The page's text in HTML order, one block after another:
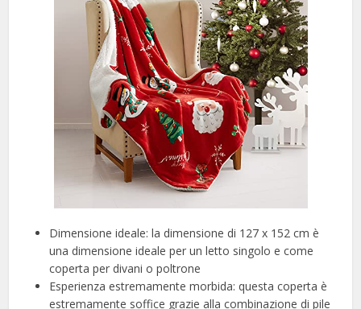
Dimensione ideale: la dimensione di 127 x 152 cm è
una dimensione ideale per un letto singolo e come
coperta per divani o poltrone
Esperienza estremamente morbida: questa coperta è
estremamente soffice grazie alla combinazione di pile